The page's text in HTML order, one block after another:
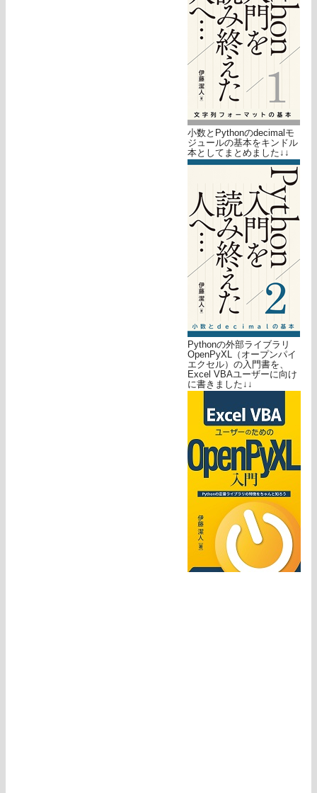
小数とPythonのdecimalモ
ジュールの基本をキンドル
本としてまとめました↓↓
Pythonの外部ライブラリ
OpenPyXL（オープンパイ
エクセル）の入門書を、
Excel VBAユーザーに向け
に書きました↓↓